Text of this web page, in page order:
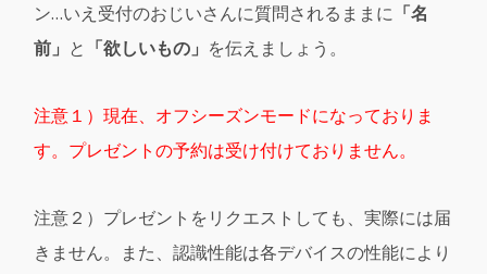
ン…いえ受付のおじいさんに質問されるままに 「名
前」 と 「欲しいもの」 を伝えましょう。
注意１）現在、オフシーズンモードになっておりま
す。プレゼントの予約は受け付けておりません。
注意２）プレゼントをリクエストしても、実際には届
きません。また、認識性能は各デバイスの性能により